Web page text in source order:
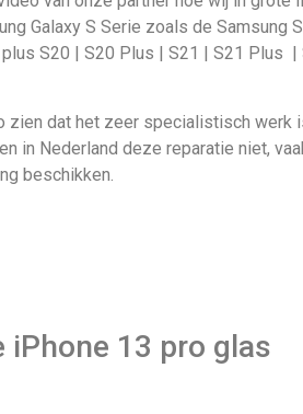
Galaxy S Serie zoals de Samsung
S20 | S20 Plus | S21 | S21 Plus |
zien dat het zeer specialistisch werk
in Nederland deze reparatie niet,
beschikken.
iPhone 13 pro glas